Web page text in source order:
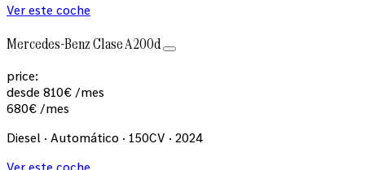
Ver este coche
Mercedes-Benz Clase A 200d
price:
desde 810€ /mes
680€ /mes
Diesel · Automático · 150CV · 2024